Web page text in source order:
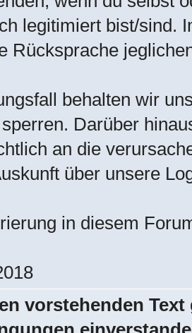
legitimiert bist/sind.
Rücksprache
behalten wir
Darüber
an die
über unsere
in diesem
vorstehenden